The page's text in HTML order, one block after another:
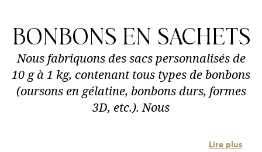
BONBONS EN SACHETS
Nous fabriquons des sacs personnalisés de
10 g à 1 kg, contenant tous types de bonbons
(oursons en gélatine, bonbons durs, formes
3D, etc.). Nous
Lire plus